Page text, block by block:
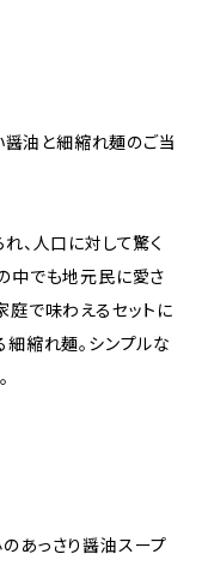
醤油と細縮れ麺のご当
、人口に対して驚く
中でも地元民に愛さ
庭で味わえるセットに
細縮れ麺。シンプルな
あっさり醤油スープ